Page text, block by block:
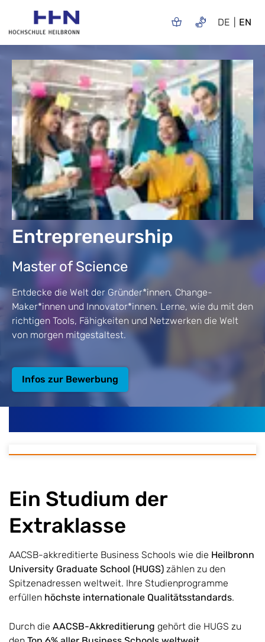
DE EN
Entrepreneurship
Master of Science
Entdecke die Welt der Gründer*innen, Change-
Maker*innen und Innovator*innen. Lerne, wie du mit den
richtigen Tools, Fähigkeiten und Netzwerken die Welt
von morgen mitgestaltest.
Infos zur Bewerbung
Ein Studium der
Extraklasse
AACSB-akkreditierte Business Schools wie die Heilbronn
University Graduate School (HUGS) zählen zu den
Spitzenadressen weltweit. Ihre Studienprogramme
erfüllen höchste internationale Qualitätsstandards.
Durch die AACSB-Akkreditierung gehört die HUGS zu